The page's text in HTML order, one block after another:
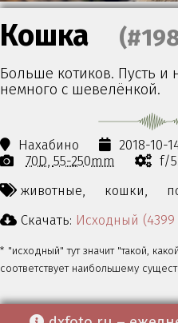
Кошка
Больше котиков. Пусть и
немного с шевелёнкой.
Нахабино 2018-10-
70D 55-250mm
f/
животные,
кошки,
Скачать: Исходный
* "исходный" тут значит "такой,
соответствует наибольшему